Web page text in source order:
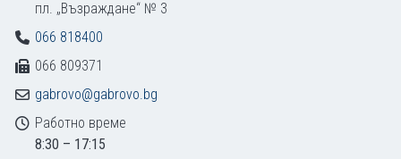
пл. „Възраждане“ № 3
066 818400
066 809371
gabrovo@gabrovo.bg
Работно време
8:30 – 17:15